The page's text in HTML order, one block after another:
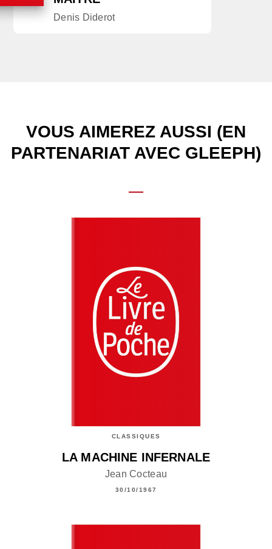
Denis Diderot
VOUS AIMEREZ AUSSI (EN
PARTENARIAT AVEC GLEEPH)
CLASSIQUES
LA MACHINE INFERNALE
Jean Cocteau
30/10/1967